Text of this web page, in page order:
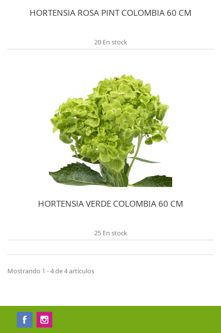
HORTENSIA ROSA PINT COLOMBIA 60 CM
20 En stock
HORTENSIA VERDE COLOMBIA 60 CM
25 En stock
Mostrando 1 - 4 de 4 artículos